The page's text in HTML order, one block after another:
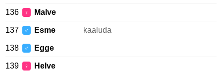
136 ♀ Malve
137 ♂ Esme kaaluda
138 ♂ Egge
139 ♀ Helve